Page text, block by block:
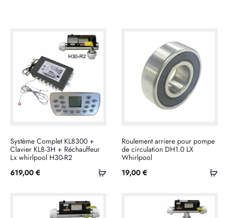
Ajouter
Système Complet KL8300 +
Clavier KL8-3H + Réchauffeur
Lx whirlpool H30-R2
619,00 €
Roulement arriere pour pompe
de circulation DH1.0 LX
Whirlpool
19,00 €